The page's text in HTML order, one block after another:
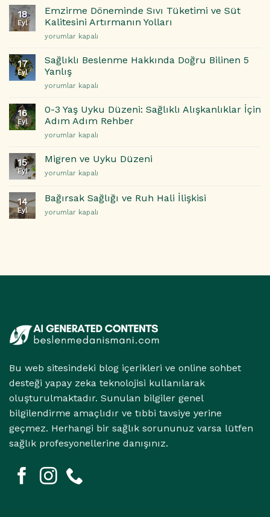
için
Etkili
Beslenme
için
Sıcak
Basmaları
ve
Gece
ile
Başa
Yolları
18
Eyl
Emzirme Döneminde Sıvı Tüketimi ve Süt
Kalitesini Artırmanın Yolları
Emzirme
Sıvı
Tüketimi
ve
Süt
Artırmanın
Yolları
yorumlar kapalı
17
Eyl
Sağlıklı Beslenme Hakkında Doğru Bilinen 5
Yanlış
Sağlıklı
Hakkında
Doğru
Bilinen
5
için
yorumlar kapalı
16
Eyl
0-3 Yaş Uyku Düzeni: Sağlıklı Alışkanlıklar İçin
Adım Adım Rehber
0-
Yaş
Uyku
Düzeni:
Alışkanlıklar
Adım
yorumlar kapalı
15
Eyl
Migren ve Uyku Düzeni
Migren
Uyku
Düzeni
için
yorumlar kapalı
14
Eyl
Bağırsak Sağlığı ve Ruh Hali İlişkisi
Bağırsak
yorumlar kapalı
Bu web sitesindeki blog içerikleri ve online sohbet
desteği yapay zeka teknolojisi kullanılarak
oluşturulmaktadır. Sunulan bilgiler genel
bilgilendirme amaçlıdır ve tıbbi tavsiye yerine
geçmez. Herhangi bir sağlık sorununuz varsa lütfen
sağlık profesyonellerine danışınız.